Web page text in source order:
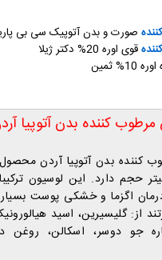
صورت و بدن آتوپیک سی بی
قوی اوره 20% دکتر ژیلا
کننده بدن آتوپیا آردن
لیتر حجم دارد. این لوسیون
اگزما و خشکی پوست بسیار
از: گلیسیرین، اسید
عصاره جو دوسر، اسکالن، روغن